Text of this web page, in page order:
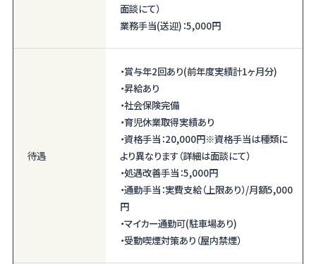
面談にて）
業務手当(送迎)：5,000円
待遇
・賞与年2回あり(前年度実績計1ヶ月分)
・昇給あり
・社会保険完備
・育児休業取得実績あり
・資格手当：20,000円※資格手当は種類に
より異なります（詳細は面談にて）
・処遇改善手当：5,000円
・通勤手当：実費支給（上限あり）/月額5,000
円
・マイカー通勤可(駐車場あり)
・受動喫煙対策あり（屋内禁煙）